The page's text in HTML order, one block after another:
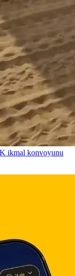
ikmal konvoyunu